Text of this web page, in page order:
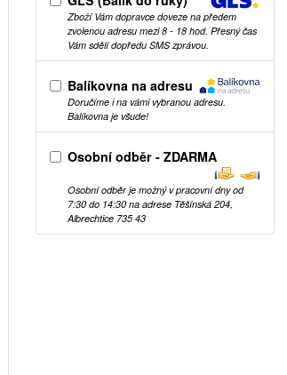
Zboží Vám dopravce doveze na předem
zvolenou adresu mezi 8 - 18 hod. Přesný čas
Vám sdělí dopředu SMS zprávou.
Balíkovna na adresu
Doručíme i na vámi vybranou adresu.
Balíkovna je všude!
Osobní odběr - ZDARMA
Osobní odběr je možný v pracovní dny od
7:30 do 14:30 na adrese Těšínská 204,
Albrechtice 735 43